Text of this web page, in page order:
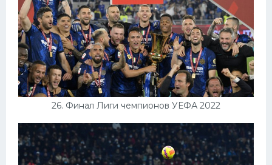
26. Финал Лиги чемпионов УЕФА 2022